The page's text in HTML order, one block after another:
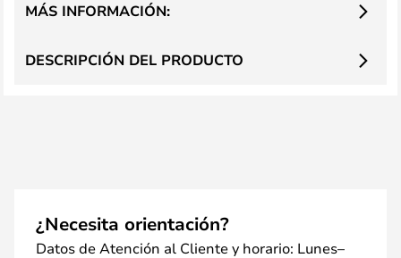
DESCRIPCIÓN DEL PRODUCTO
MÁS INFORMACIÓN:
¿Necesita orientación?
Datos de Atención al Cliente y horario: Lunes–